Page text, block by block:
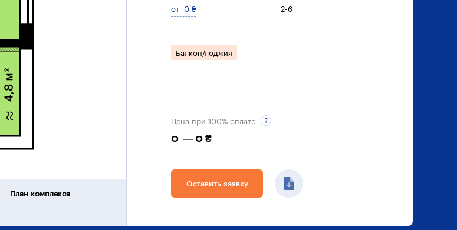
План комплекса
от 0 ₴ 2-6
Балкон/лоджия
Цена при 100% оплате
0 — 0 ₴
Оставить заявку